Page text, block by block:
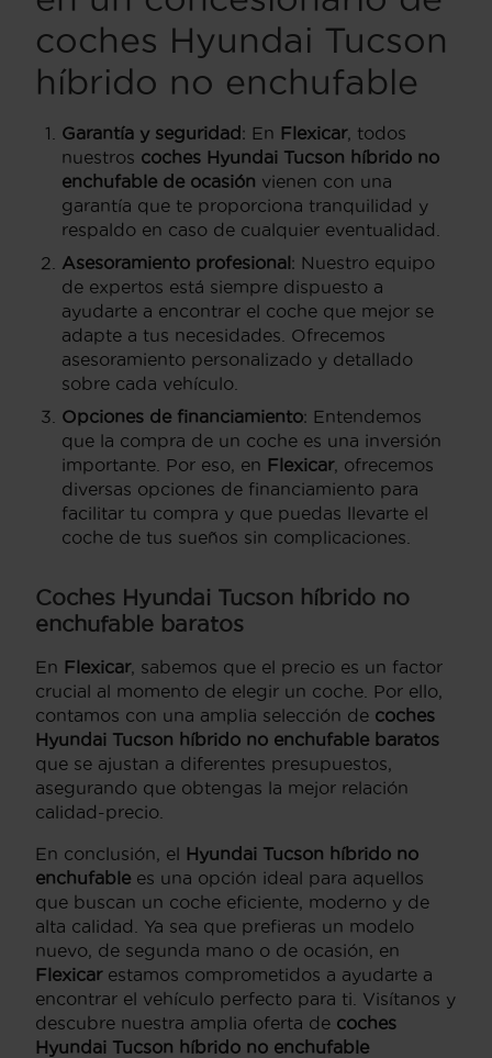
coches Hyundai Tucson
híbrido no enchufable
Garantía y seguridad : En Flexicar, todos
nuestros coches Hyundai Tucson híbrido no
enchufable de ocasión vienen con una
garantía que te proporciona tranquilidad y
respaldo en caso de cualquier eventualidad.
Asesoramiento profesional: Nuestro equipo
de expertos está siempre dispuesto a
ayudarte a encontrar el coche que mejor se
adapte a tus necesidades. Ofrecemos
asesoramiento personalizado y detallado
sobre cada vehículo.
Opciones de financiamiento: Entendemos
que la compra de un coche es una inversión
importante. Por eso, en Flexicar, ofrecemos
diversas opciones de financiamiento para
facilitar tu compra y que puedas llevarte el
coche de tus sueños sin complicaciones.
Coches Hyundai Tucson híbrido no
enchufable baratos
En Flexicar, sabemos que el precio es un factor
crucial al momento de elegir un coche. Por ello,
contamos con una amplia selección de coches
Hyundai Tucson híbrido no enchufable baratos
que se ajustan a diferentes presupuestos,
asegurando que obtengas la mejor relación
calidad-precio.
En conclusión, el Hyundai Tucson híbrido no
enchufable es una opción ideal para aquellos
que buscan un coche eficiente, moderno y de
alta calidad. Ya sea que prefieras un modelo
nuevo, de segunda mano o de ocasión, en
Flexicarestamos comprometidos a ayudarte a
encontrar el vehículo perfecto para ti. Visítanos y
descubre nuestra amplia oferta de coches
Hyundai Tucson híbrido no enchufable